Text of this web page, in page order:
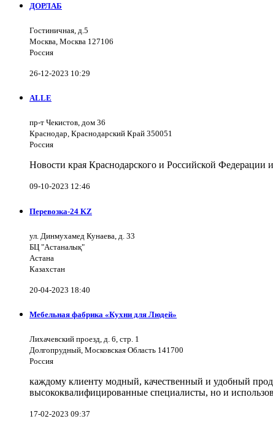
ДОРЛАБ
Гостиничная, д.5
Москва, Москва 127106
Россия
26-12-2023 10:29
ALLE
пр-т Чекистов, дом 36
Краснодар, Краснодарский Край 350051
Россия
Новости края Краснодарского и Российской Федерации
09-10-2023 12:46
Перевозка-24 KZ
ул. Динмухамед Кунаева, д. 33
БЦ "Астаналық"
Астана
Казахстан
20-04-2023 18:40
Мебельная фабрика «Кухни для Людей»
Лихачевский проезд, д. 6, стр. 1
Долгопрудный, Московская Область 141700
Россия
каждому клиенту модный, качественный и удобный
высококвалифицированные специалисты, но и
17-02-2023 09:37